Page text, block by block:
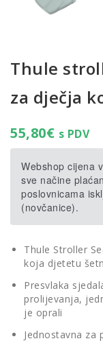
Thule
za dječja
55,80€ s PDV
Webshop cijena
sve načine
poslovnicama
(novčanice).
Thule Stroller
koja djetetu
Presvlaka
prolijevanja,
je oprali
Jednostavna za